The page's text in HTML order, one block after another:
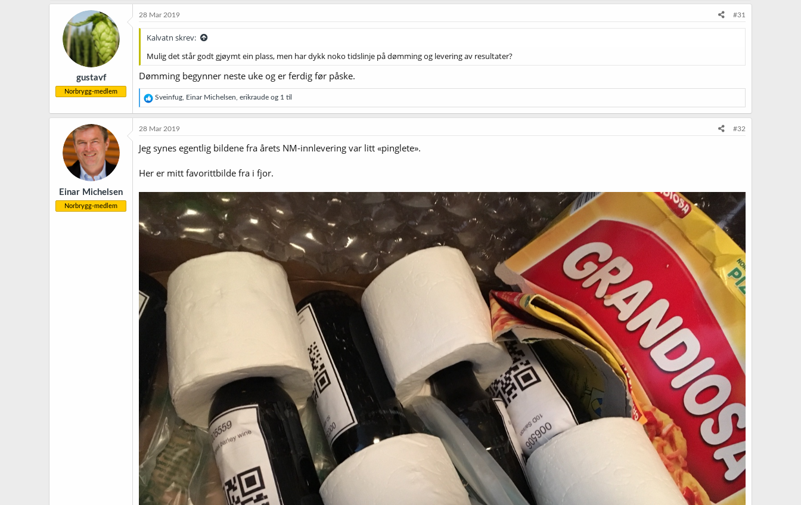
gustavf
Norbrygg-medlem
28 Mar 2019 #31
Kalvatn skrev:
Mulig det står godt gjøymt ein plass, men har dykk noko tidslinje på dømming og levering av resultater?
Dømming begynner neste uke og er ferdig før påske.
R
e
a
k
o
e
:
Sveinfug Einar Michelsen erikraude og 1 til
Einar Michelsen
Norbrygg-medlem
28 Mar 2019 #32
Jeg synes egentlig bildene fra årets NM-innlevering var litt «pinglete».
Her er mitt favorittbilde fra i fjor.